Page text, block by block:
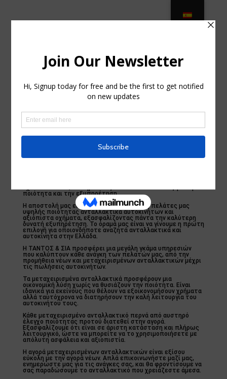
Αυτοκινήτων από την Τάντος Παν.
& ΣΙΑ
by ocqlester446505 | Jun 30, 2025 tracks4X4, cars| 0
comments
Η ΤΑΝΤΟΣ & ΣΙΑ είναι μια κορυφαία εταιρεία στην Ελλάδα
που εξειδικεύεται στα ανταλλακτικά αυτοκινήτων και στις
μέσω της σταθερής ποιότητας και της αξιόπιστης
ποιότητα και την εξυπηρέτηση.
Η αποστολή μας είναι να παρέχουμε στους πελάτες μας
υψηλής ποιότητας ανταλλακτικά αυτοκινήτων και
αξιόπιστα οχήματα, εξασφαλίζοντας πάντα την καλύτερη
δυνατή εξυπηρέτηση. Το όραμά μας είναι να γίνουμε η πρώτη
επιλογή για οποιονδήποτε αναζητά ανταλλακτικά και
αυτοκίνητα στην Ελλάδα.
Η ΤΑΝΤΟΣ & ΣΙΑ προσφέρει μια μεγάλη γκάμα υπηρεσιών
που καλύπτουν κάθε ανάγκη των πελατών μας, από την
προμήθεια νέων και μεταχειρισμένων ανταλλακτικών μέχρι
τις πωλήσεις αυτοκινήτων.
Τα μεταχειρισμένα ανταλλακτικά προσφέρουν μια
οικονομική λύση χωρίς να θυσιάζουν την ποιότητα. Είναι
ιδανικά για εκείνους που θέλουν να εξοικονομήσουν χρήματα
αλλά ταυτόχρονα να διατηρήσουν την καλή λειτουργία του
αυτοκινήτου τους.
Κάθε μεταχειρισμένο ανταλλακτικό περνά από αυστηρό
έλεγχο ποιότητας προτού διατεθεί στην αγορά.
Εξασφαλίζουμε ότι είναι σε άριστη κατάσταση και πλήρως
λειτουργικό, ώστε να μπορείτε να το χρησιμοποιήσετε με
απόλυτη ασφάλεια και αξιοπιστία.
Η αγορά μεταχειρισμένων ανταλλακτικών είναι εξίσου
εύκολη με την αγορά νέων. Απλά επικοινωνήστε μαζί μας,
ενημερώστε μας για τις ανάγκες σας, και θα φροντίσουμε να
σας παραδώσουμε το ανταλλακτικό που χρειάζεστε άμεσα.